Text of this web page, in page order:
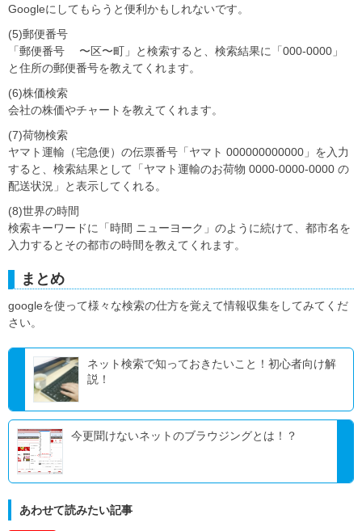
Googleにしてもらうと便利かもしれないです。
(5)郵便番号
「郵便番号 〜区〜町」と検索すると、検索結果に「000-0000」
と住所の郵便番号を教えてくれます。
(6)株価検索
会社の株価やチャートを教えてくれます。
(7)荷物検索
ヤマト運輸（宅急便）の伝票番号「ヤマト 000000000000」を入力
すると、検索結果として「ヤマト運輸のお荷物 0000-0000-0000 の
配送状況」と表示してくれる。
(8)世界の時間
検索キーワードに「時間 ニューヨーク」のように続けて、都市名を
入力するとその都市の時間を教えてくれます。
まとめ
googleを使って様々な検索の仕方を覚えて情報収集をしてみてくだ
さい。
ネット検索で知っておきたいこと！初心者向け解
説！
今更聞けないネットのブラウジングとは！？
あわせて読みたい記事